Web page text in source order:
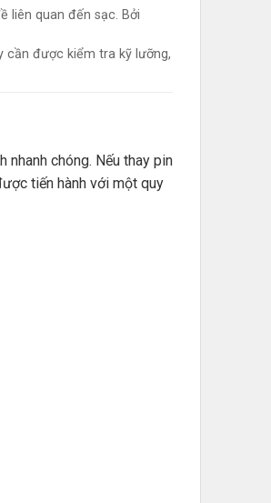
liên quan đến sạc. Bởi
cần được kiểm tra kỹ lưỡng,
chóng. Nếu thay pin
tiến hành với một quy